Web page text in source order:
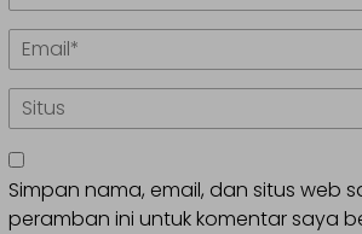
Simpan nama, email, dan situs web
peramban ini untuk komentar saya